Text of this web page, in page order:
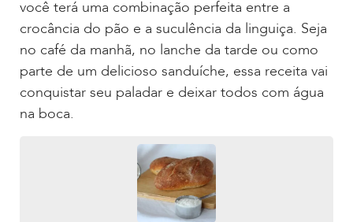
você terá uma combinação perfeita entre a
crocância do pão e a suculência da linguiça. Seja
no café da manhã, no lanche da tarde ou como
parte de um delicioso sanduíche, essa receita vai
conquistar seu paladar e deixar todos com água
na boca.